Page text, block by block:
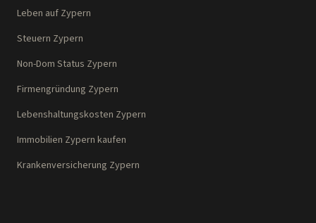
Leben auf Zypern
Steuern Zypern
Non-Dom Status Zypern
Firmengründung Zypern
Lebenshaltungskosten Zypern
Immobilien Zypern kaufen
Krankenversicherung Zypern